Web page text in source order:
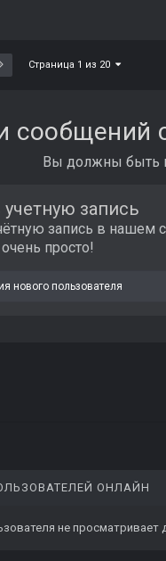
Страница 1 из 20
сообщений
Вы должны быть
запись
запись в нашем
просто!
нового пользователя
ОНЛАЙН
не просматривает